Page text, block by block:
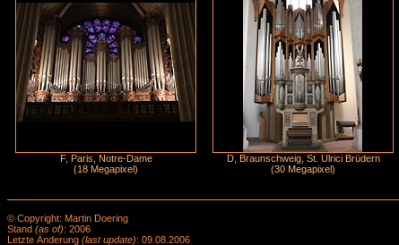
F, Paris, Notre-Dame
(18 Megapixel)
D, Braunschweig, St. Ulrici Brüdern
(30 Megapixel)
© Copyright: Martin Doering
Stand (as of): 2006
Letzte Änderung (last update): 09.08.2006